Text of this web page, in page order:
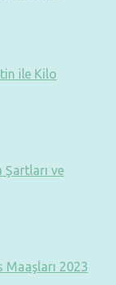
ile Kilo
Şartları ve
Maaşları 2023